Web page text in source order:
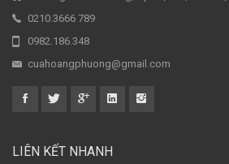
0210.3666 789
0982.186.348
cuahoangphuong@gmail.com
LIÊN KẾT NHANH